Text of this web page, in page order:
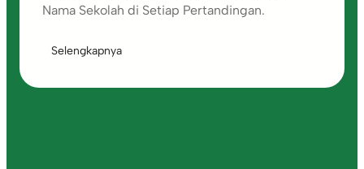
Nama Sekolah di Setiap Pertandingan.
Selengkapnya